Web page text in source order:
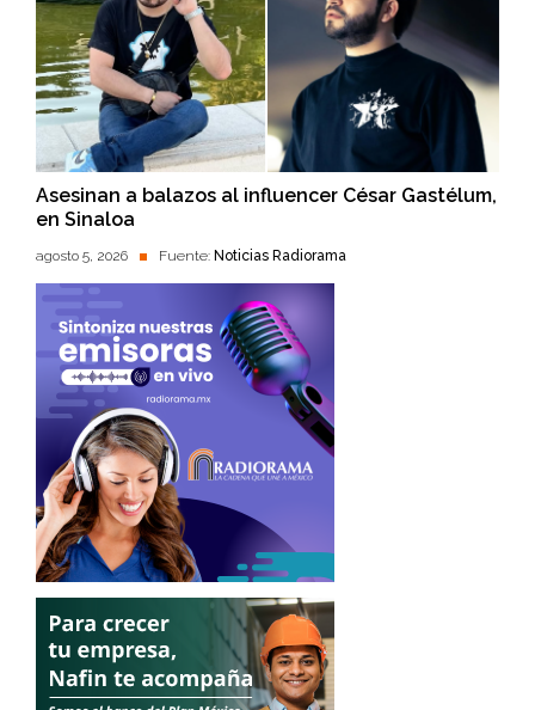
Asesinan a balazos al influencer César Gastélum,
en Sinaloa
agosto 5, 2026 Fuente: Noticias Radiorama